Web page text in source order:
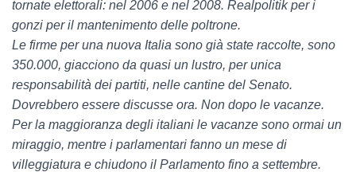
tornate elettorali: nel 2006 e nel 2008. Realpolitik per i
gonzi per il mantenimento delle poltrone.
Le firme per una nuova Italia sono già state raccolte, sono
350.000, giacciono da quasi un lustro, per unica
responsabilità dei partiti, nelle cantine del Senato.
Dovrebbero essere discusse ora. Non dopo le vacanze.
Per la maggioranza degli italiani le vacanze sono ormai un
miraggio, mentre i parlamentari fanno un mese di
villeggiatura e chiudono il Parlamento fino a settembre.